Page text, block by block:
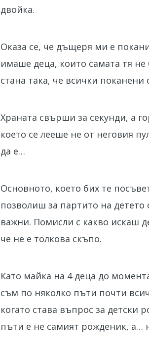
двойка.
Оказа се, че дъщеря ми е
имаше деца, които самата тя
стана така, че всички поканени
Храната свърши за секунди, а
което се лееше не от неговия
да е…
Основното, което бих те
позволиш за партито на
важни. Помисли с какво искаш
че не е толкова скъпо.
Като майка на 4 деца до
съм по няколко пъти почти
когато става въпрос за детски
пъти е не самият рожденик, а…